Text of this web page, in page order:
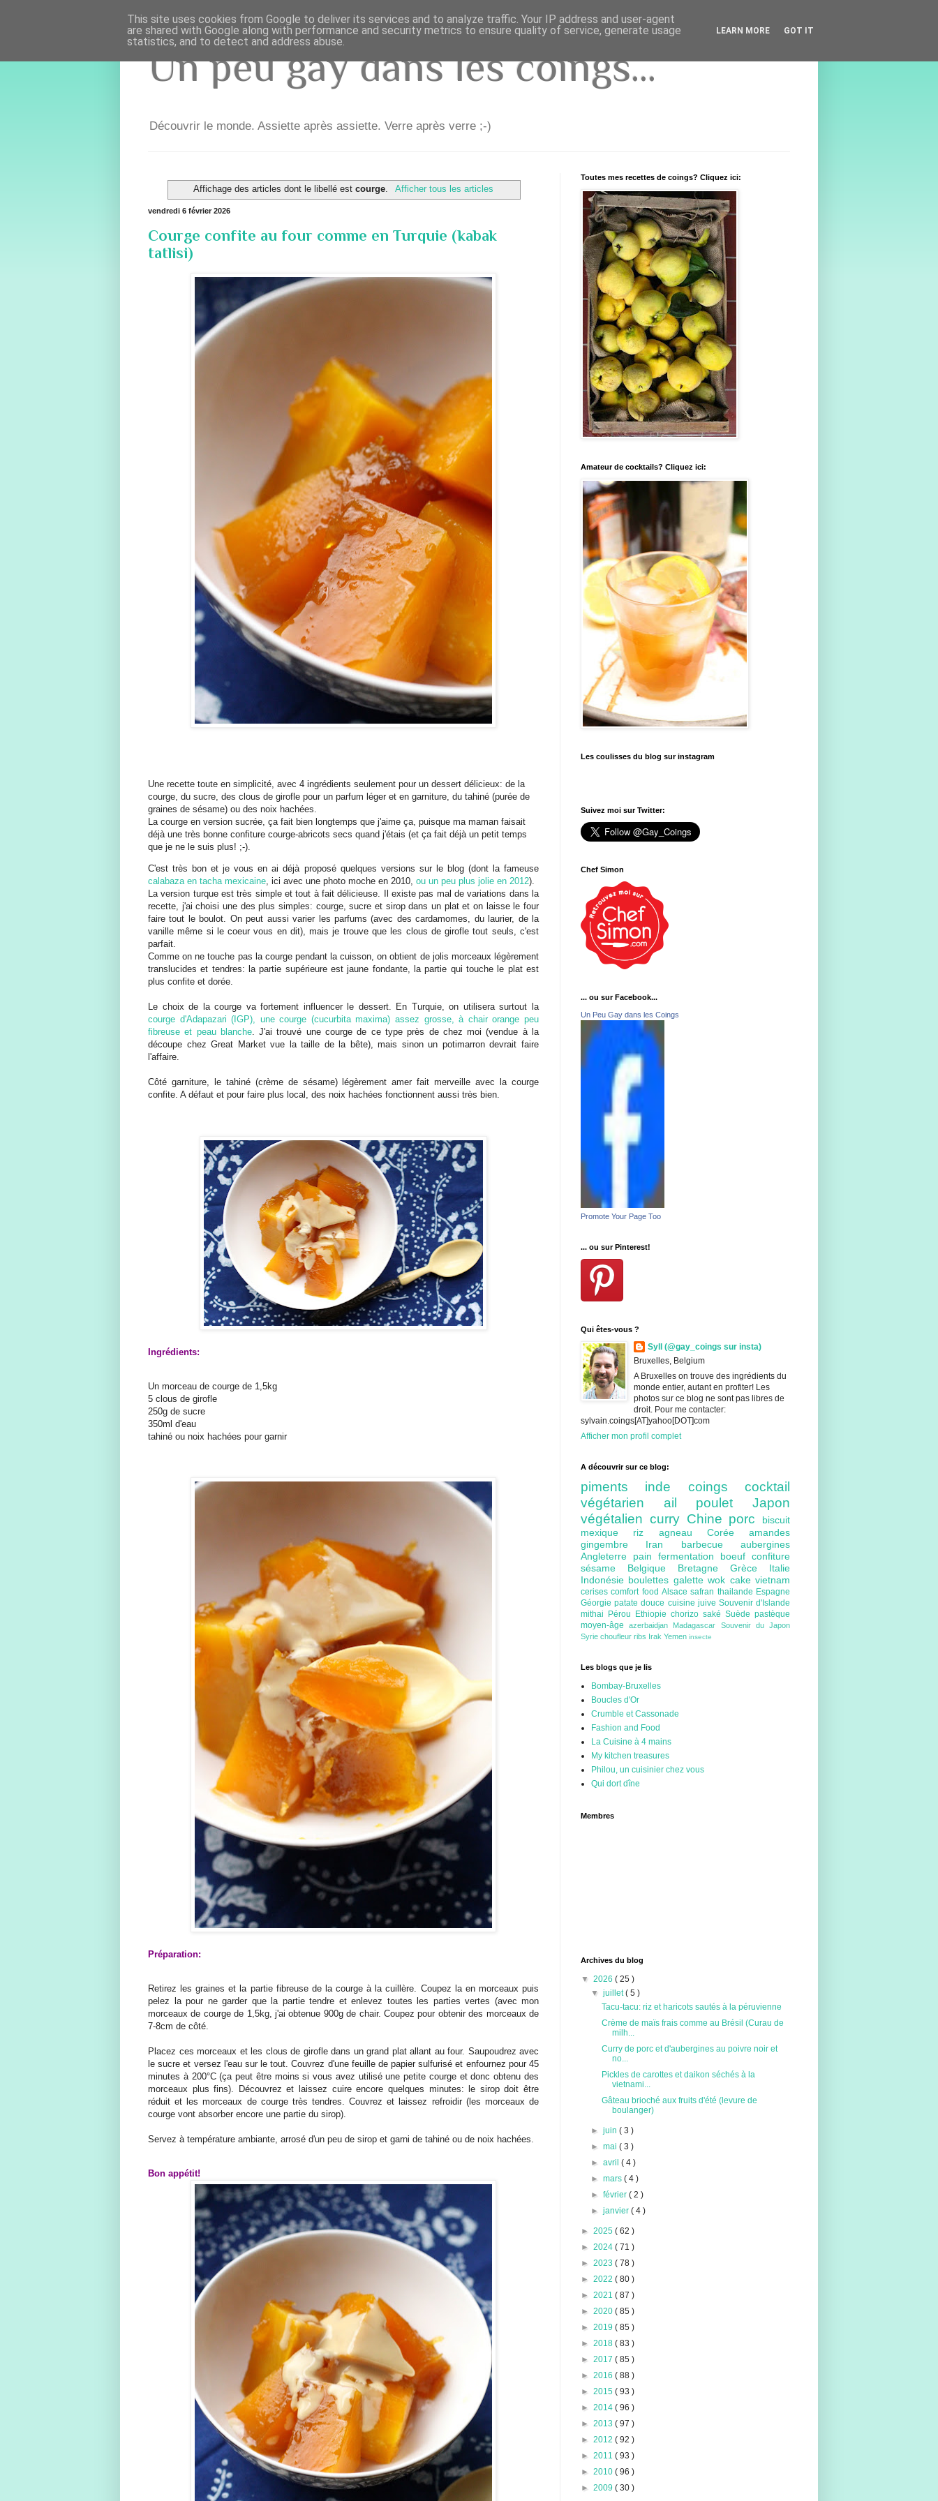
Un peu gay dans les coings...
Découvrir le monde. Assiette après assiette. Verre après verre ;-)
Affichage des articles dont le libellé estcourge. Afficher tous les articles
vendredi 6 février 2026
Courge confite au four comme en Turquie (kabak
tatlisi)
Une recette toute en simplicité, avec 4 ingrédients seulement pour un dessert délicieux: de la
courge, du sucre, des clous de girofle pour un parfum léger et en garniture, du tahiné (purée de
graines de sésame) ou des noix hachées.
La courge en version sucrée, ça fait bien longtemps que j'aime ça, puisque ma maman faisait
déjà une très bonne confiture courge-abricots secs quand j'étais (et ça fait déjà un petit temps
que je ne le suis plus! ;-).
C'est très bon et je vous en ai déjà proposé quelques versions sur le blog (dont la fameuse
calabaza en tacha mexicaine, ici avec une photo moche en 2010, ou un peu plus jolie en 2012).
La version turque est très simple et tout à fait délicieuse. Il existe pas mal de variations dans la
recette, j'ai choisi une des plus simples: courge, sucre et sirop dans un plat et on laisse le four
faire tout le boulot. On peut aussi varier les parfums (avec des cardamomes, du laurier, de la
vanille même si le coeur vous en dit), mais je trouve que les clous de girofle tout seuls, c'est
parfait.
Comme on ne touche pas la courge pendant la cuisson, on obtient de jolis morceaux légèrement
translucides et tendres: la partie supérieure est jaune fondante, la partie qui touche le plat est
plus confite et dorée.
Le choix de la courge va fortement influencer le dessert. En Turquie, on utilisera surtout la
courge d'Adapazari (IGP), une courge (cucurbita maxima) assez grosse, à chair orange peu
fibreuse et peau blanche. J'ai trouvé une courge de ce type près de chez moi (vendue à la
découpe chez Great Market vue la taille de la bête), mais sinon un potimarron devrait faire
l'affaire.
Côté garniture, le tahiné (crème de sésame) légèrement amer fait merveille avec la courge
confite. A défaut et pour faire plus local, des noix hachées fonctionnent aussi très bien.
Ingrédients:
Un morceau de courge de 1,5kg
5 clous de girofle
250g de sucre
350ml d'eau
tahiné ou noix hachées pour garnir
Préparation:
Retirez les graines et la partie fibreuse de la courge à la cuillère. Coupez la en morceaux puis
pelez la pour ne garder que la partie tendre et enlevez toutes les parties vertes (avec mon
morceaux de courge de 1,5kg, j'ai obtenue 900g de chair. Coupez pour obtenir des morceaux de
7-8cm de côté.
Placez ces morceaux et les clous de girofle dans un grand plat allant au four. Saupoudrez avec
le sucre et versez l'eau sur le tout. Couvrez d'une feuille de papier sulfurisé et enfournez pour 45
minutes à 200°C (ça peut être moins si vous avez utilisé une petite courge et donc obtenu des
morceaux plus fins). Découvrez et laissez cuire encore quelques minutes: le sirop doit être
réduit et les morceaux de courge très tendres. Couvrez et laissez refroidir (les morceaux de
courge vont absorber encore une partie du sirop).
Servez à température ambiante, arrosé d'un peu de sirop et garni de tahiné ou de noix hachées.
Bon appétit!
Toutes mes recettes de coings? Cliquez ici:
Amateur de cocktails? Cliquez ici:
Les coulisses du blog sur instagram
Suivez moi sur Twitter:
Chef Simon
... ou sur Facebook...
Un Peu Gay dans les Coings
Promote Your Page Too
... ou sur Pinterest!
Qui êtes-vous ?
Syll (@gay_coings sur insta)
Bruxelles, Belgium
A Bruxelles on trouve des ingrédients du
monde entier, autant en profiter! Les
photos sur ce blog ne sont pas libres de
droit. Pour me contacter:
sylvain.coings[AT]yahoo[DOT]com
Afficher mon profil complet
A découvrir sur ce blog:
piments inde coingscocktail
végétarien ail pouletJapon
végétalien curry Chine porc
biscuit
mexique riz agneau Corée amandes
gingembre Iran barbecueaubergines
Angleterre pain fermentation boeuf confiture
sésame Belgique Bretagne Grèce Italie
Indonésie boulettes galettewok cakevietnam
cerisescomfort foodAlsacesafran thailande Espagne
Géorgiepatate douce cuisine juive Souvenir d'Islande
mithai
Pérou Ethiopie chorizo saké Suède pastèque
moyen-âgeazerbaidjan Madagascar Souvenir du Japon
Syrie choufleur ribs Irak Yemen insecte
Les blogs que je lis
Bombay-Bruxelles
Boucles d'Or
Crumble et Cassonade
Fashion and Food
La Cuisine à 4 mains
My kitchen treasures
Philou, un cuisinier chez vous
Qui dort dîne
Membres
Archives du blog
▼ 2026 ( 25 )
▼juillet( 5 )
Tacu-tacu: riz et haricots sautés à la péruvienne
Crème de maïs frais comme au Brésil (Curau de
milh...
Curry de porc et d'aubergines au poivre noir et
no...
Pickles de carottes et daikon séchés à la
vietnami...
Gâteau brioché aux fruits d'été (levure de
boulanger)
►juin( 3 )
►mai( 3 )
►avril( 4 )
►mars( 4 )
►février( 2 )
►janvier( 4 )
► 2025 ( 62 )
► 2024 ( 71 )
► 2023 ( 78 )
► 2022 ( 80 )
► 2021 ( 87 )
► 2020 ( 85 )
► 2019 ( 85 )
► 2018 ( 83 )
► 2017 ( 85 )
► 2016 ( 88 )
► 2015 ( 93 )
► 2014 ( 96 )
► 2013 ( 97 )
► 2012 ( 92 )
► 2011 ( 93 )
► 2010 ( 96 )
► 2009 ( 30 )
This site uses cookies from Google to deliver its services and to analyze traffic. Your IP address and user-agent
are shared with Google along with performance and security metrics to ensure quality of service, generate usage
statistics, and to detect and address abuse.
LEARN MORE GOT IT